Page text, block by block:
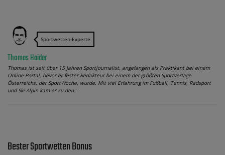
Sportwetten-Experte
Thomas Haider
Thomas ist seit über 15 Jahren Sportjournalist, angefangen als Praktikant bei einem
Online-Portal, bevor er fester Redakteur bei einem der größten Sportverlage
Österreichs, der SportWoche, wurde. Mit viel Erfahrung im Fußball, Tennis, Radsport
und Ski Alpin kam er zu den…
Bester Sportwetten Bonus